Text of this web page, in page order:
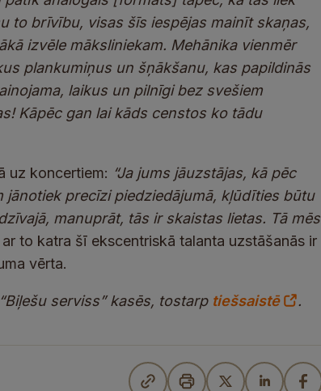
to brīvību, visas šīs iespējas mainīt skaņas,
izvēle māksliniekam. Mehānika vienmēr
plankumiņus un šņākšanu, kas papildinās
laikus un pilnīgi bez svešiem
Kāpēc gan lai kāds censtos ko tādu
uz koncertiem: “Ja jums jāuzstājas, kā pēc
precīzi piedziedājumā, kļūdīties būtu
manuprāt, tās ir skaistas lietas. Tā mēs
to katra šī ekscentriskā talanta uzstāšanās ir
vērta.
serviss” kasēs, tostarp tiešsaistē .